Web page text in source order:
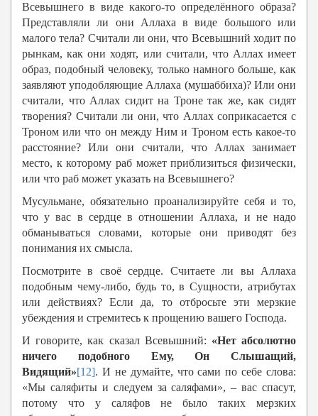
Всевышнего в виде какого-то определённого образа?
Представляли ли они Аллаха в виде большого или
малого тела? Считали ли они, что Всевышний ходит по
рынкам, как они ходят, или считали, что Аллах имеет
образ, подобный человеку, только намного больше, как
заявляют уподобляющие Аллаха (мушаббиха)? Или они
считали, что Аллах сидит на Троне так же, как сидят
творения? Считали ли они, что Аллах соприкасается с
Троном или что он между Ним и Троном есть какое-то
расстояние? Или они считали, что Аллах занимает
место, к которому раб может приблизиться физически,
или что раб может указать на Всевышнего?
Мусульмане, обязательно проанализируйте себя и то,
что у вас в сердце в отношении Аллаха, и не надо
обманываться словами, которые они приводят без
понимания их смысла.
Посмотрите в своё сердце. Считаете ли вы Аллаха
подобным чему-либо, будь то, в Сущности, атрибутах
или действиях? Если да, то отбросьте эти мерзкие
убеждения и стремитесь к прощению вашего Господа.
И говорите, как сказал Всевышний: «Нет абсолютно
ничего подобного Ему, Он Слышащий,
Видящий»[12]. И не думайте, что сами по себе слова:
«Мы саляфиты и следуем за саляфами», – вас спасут,
потому что у саляфов не было таких мерзких